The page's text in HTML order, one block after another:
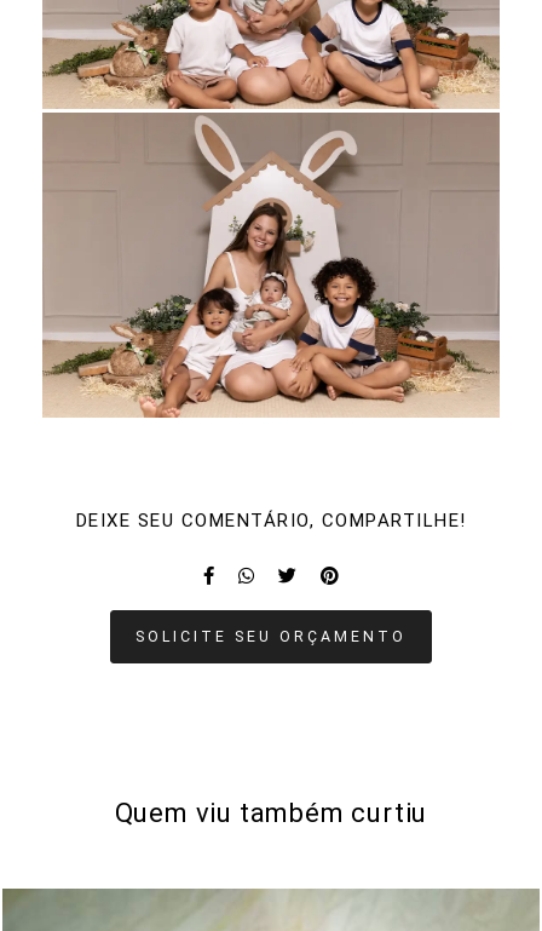
DEIXE SEU COMENTÁRIO, COMPARTILHE!
SOLICITE SEU ORÇAMENTO
Quem viu também curtiu